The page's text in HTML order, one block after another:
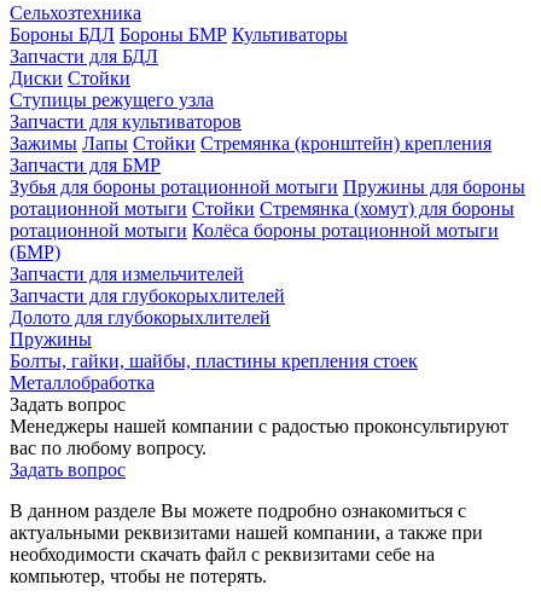
Сельхозтехника
Бороны БДЛ Бороны БМР Культиваторы
Запчасти для БДЛ
Диски Стойки
Ступицы режущего узла
Запчасти для культиваторов
Зажимы Лапы Стойки Стремянка (кронштейн) крепления
Запчасти для БМР
Зубья для бороны ротационной мотыги Пружины для бороны
ротационной мотыги Стойки Стремянка (хомут) для бороны
ротационной мотыги Колёса бороны ротационной мотыги
(БМР)
Запчасти для измельчителей
Запчасти для глубокорыхлителей
Долото для глубокорыхлителей
Пружины
Болты, гайки, шайбы, пластины крепления стоек
Металлобработка
Задать вопрос
Менеджеры нашей компании с радостью проконсультируют
вас по любому вопросу.
Задать вопрос
В данном разделе Вы можете подробно ознакомиться с
актуальными реквизитами нашей компании, а также при
необходимости скачать файл с реквизитами себе на
компьютер, чтобы не потерять.